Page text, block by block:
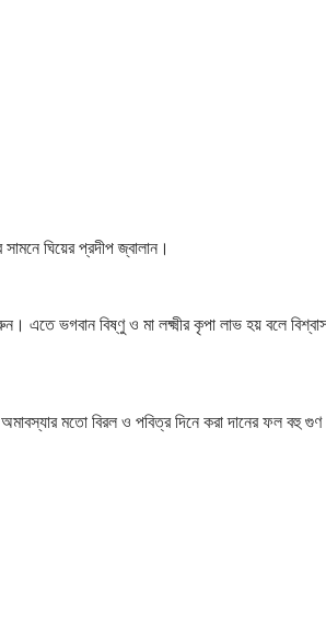
ঘিয়ের প্রদীপ জ্বালান।
এতে ভগবান বিষ্ণু ও মা লক্ষ্মীর কৃপা লাভ হয় বলে
অমাবস্যার মতো বিরল ও পবিত্র দিনে করা দানের ফল বহু